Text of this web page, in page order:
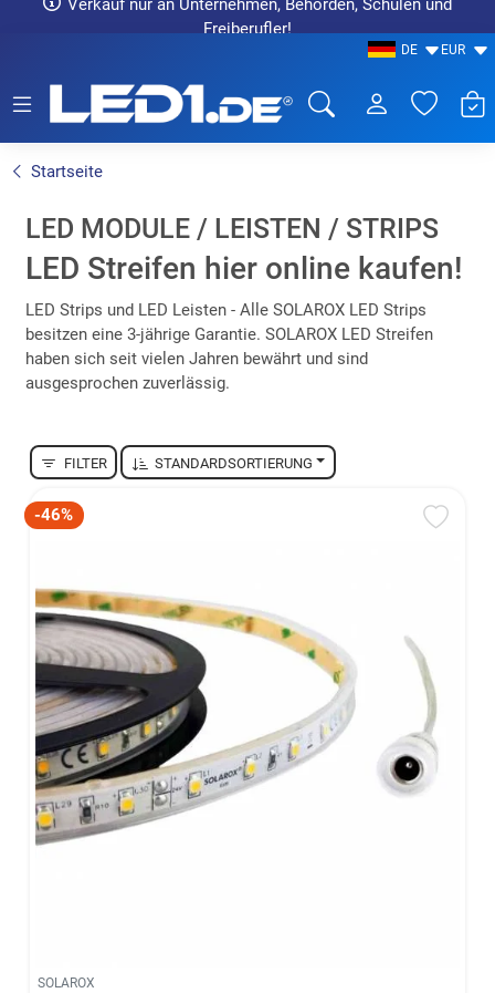
Verkauf nur an Unternehmen, Behörden, Schulen und
Freiberufler!
DE EUR
Startseite
LED MODULE / LEISTEN / STRIPS
LED Streifen hier online kaufen!
LED Strips und LED Leisten - Alle SOLAROX LED Strips
besitzen eine 3-jährige Garantie. SOLAROX LED Streifen
haben sich seit vielen Jahren bewährt und sind
ausgesprochen zuverlässig.
FILTER STANDARDSORTIERUNG
-46%
SOLAROX